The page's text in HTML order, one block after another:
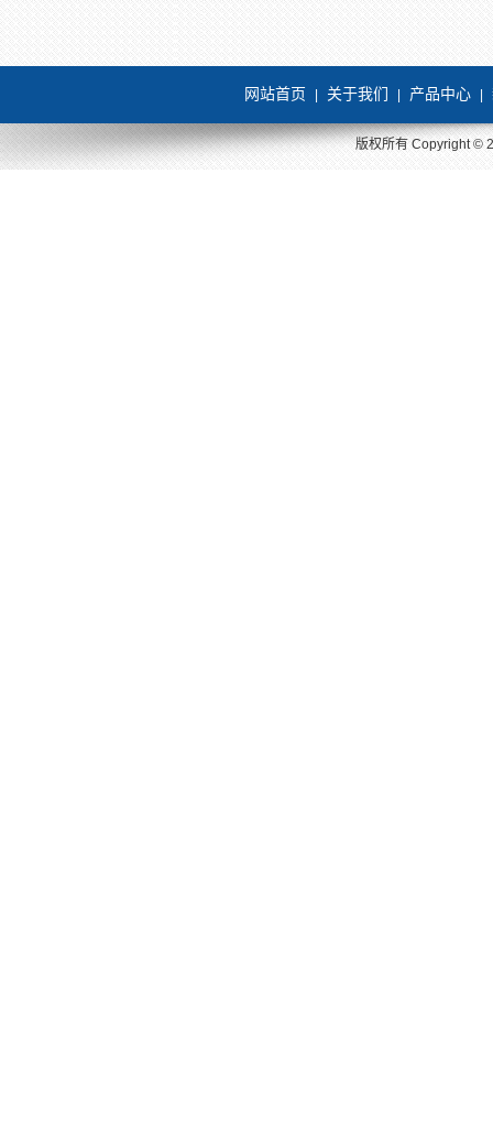
网站首页 关于我们 产品中心
版权所有 Copyright ©